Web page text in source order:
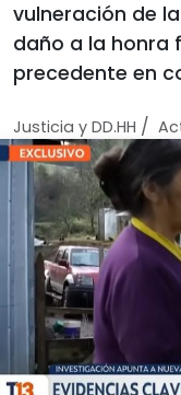
vulneración de
daño a la honra
precedente en
Justicia y DD.HH /